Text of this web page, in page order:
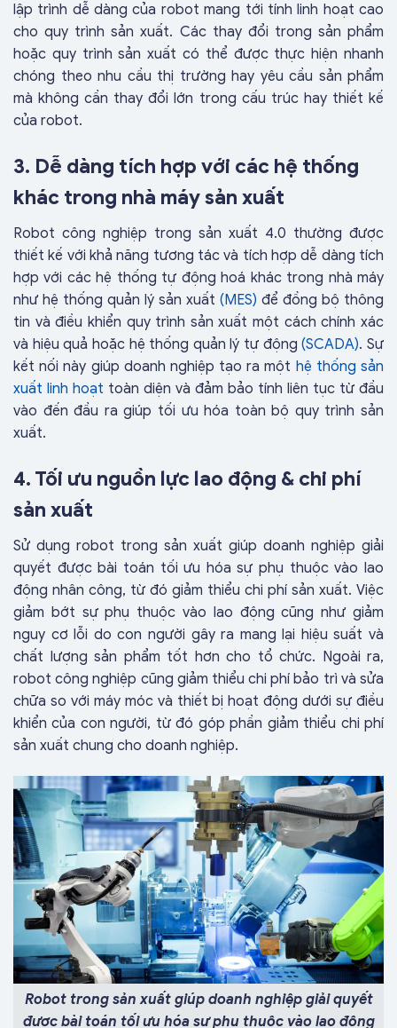
lập trình dễ dàng của robot mang tới tính linh hoạt cao
cho quy trình sản xuất. Các thay đổi trong sản phẩm
hoặc quy trình sản xuất có thể được thực hiện nhanh
chóng theo nhu cầu thị trường hay yêu cầu sản phẩm
mà không cần thay đổi lớn trong cấu trúc hay thiết kế
của robot.
3. Dễ dàng tích hợp với các hệ thống
khác trong nhà máy sản xuất
Robot công nghiệp trong sản xuất 4.0 thường được
thiết kế với khả năng tương tác và tích hợp dễ dàng tích
hợp với các hệ thống tự động hoá khác trong nhà máy
như hệ thống quản lý sản xuất (MES) để đồng bộ thông
tin và điều khiển quy trình sản xuất một cách chính xác
và hiệu quả hoặc hệ thống quản lý tự động(SCADA). Sự
kết nối này giúp doanh nghiệp tạo ra một hệ thống sản
xuất linh hoạt toàn diện và đảm bảo tính liên tục từ đầu
vào đến đầu ra giúp tối ưu hóa toàn bộ quy trình sản
xuất.
4. Tối ưu nguồn lực lao động & chi phí
sản xuất
Sử dụng robot trong sản xuất giúp doanh nghiệp giải
quyết được bài toán tối ưu hóa sự phụ thuộc vào lao
động nhân công, từ đó giảm thiểu chi phí sản xuất. Việc
giảm bớt sự phụ thuộc vào lao động cũng như giảm
nguy cơ lỗi do con người gây ra mang lại hiệu suất và
chất lượng sản phẩm tốt hơn cho tổ chức. Ngoài ra,
robot công nghiệp cũng giảm thiểu chi phí bảo trì và sửa
chữa so với máy móc và thiết bị hoạt động dưới sự điều
khiển của con người, từ đó góp phần giảm thiểu chi phí
sản xuất chung cho doanh nghiệp.
Robot trong sản xuất giúp doanh nghiệp giải quyết
được bài toán tối ưu hóa sự phụ thuộc vào lao động